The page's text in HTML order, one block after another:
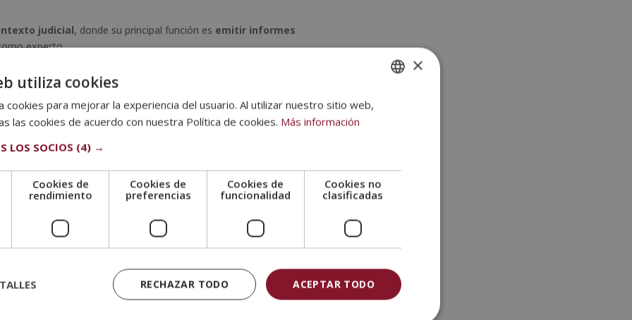
judicial, donde su principal función es emitir informes
experto.
forense
los casos en los que interviene. Algunas de las más
involucradas en procesos legales.
, especialmente en menores.
ser juzgado.
como abusos, violencia de género o accidentes.
oadopciones
o familiares.
prisiones, centros de
SPANISH
×
utiliza cookies
cookies para mejorar la experiencia del usuario. Al utilizar nuestro sitio web,
las cookies de acuerdo con nuestra Política de cookies. Más información
LOS SOCIOS (4) →
Cookies de
rendimiento
Cookies de
preferencias
Cookies de
funcionalidad
Cookies no
clasificadas
ACEPTAR TODO
RECHAZAR TODO